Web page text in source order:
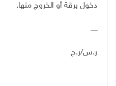
دخول برقة أو الخروج منها.
ــــــ
ر.س/ر.ح